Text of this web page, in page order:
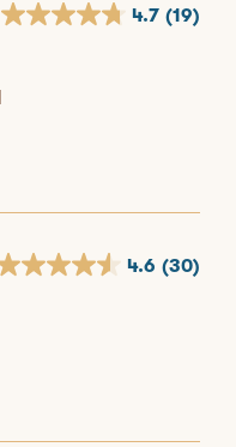
4.7 (19)
4.6 (30)